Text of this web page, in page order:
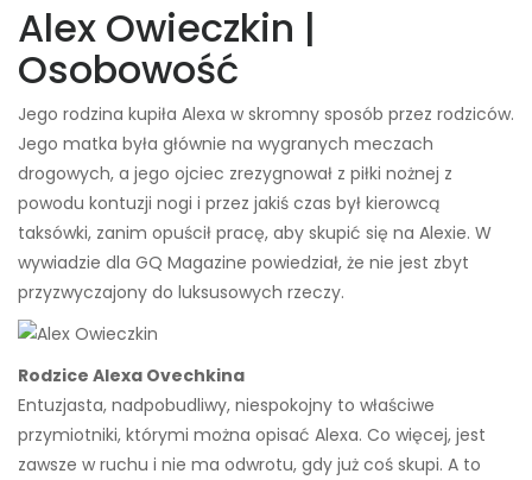
Alex Owieczkin |
Osobowość
Jego rodzina kupiła Alexa w skromny sposób przez rodziców.
Jego matka była głównie na wygranych meczach
drogowych, a jego ojciec zrezygnował z piłki nożnej z
powodu kontuzji nogi i przez jakiś czas był kierowcą
taksówki, zanim opuścił pracę, aby skupić się na Alexie. W
wywiadzie dla GQ Magazine powiedział, że nie jest zbyt
przyzwyczajony do luksusowych rzeczy.
Rodzice Alexa Ovechkina
Entuzjasta, nadpobudliwy, niespokojny to właściwe
przymiotniki, którymi można opisać Alexa. Co więcej, jest
zawsze w ruchu i nie ma odwrotu, gdy już coś skupi. A to